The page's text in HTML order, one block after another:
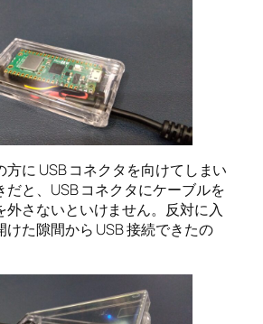
に USB コネクタを向けてしまい
だと、USB コネクタにケーブルを
外さないといけません。反対に入
た隙間から USB 接続できたの